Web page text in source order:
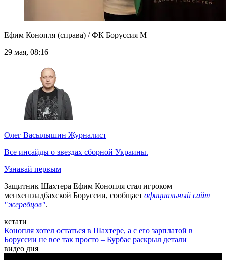
Ефим Конопля (справа) / ФК Боруссия М
29 мая, 08:16
Олег Васылышин Журналист
Все инсайды о звездах сборной Украины.
Узнавай первым
Защитник Шахтера Ефим Конопля стал игроком
менхенгладбахской Боруссии, сообщает официальный сайт
"жеребцов".
кстати
Конопля хотел остаться в Шахтере, а с его зарплатой в
Боруссии не все так просто – Бурбас раскрыл детали
видео дня